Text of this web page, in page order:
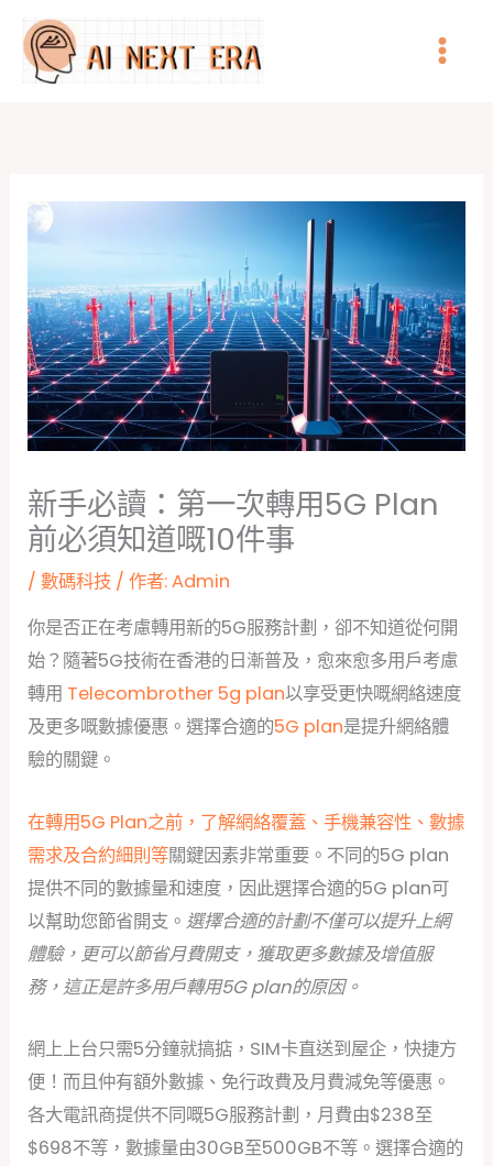
新手必讀：第一次轉用5G Plan
前必須知道嘅10件事
/數碼科技 / 作者:Admin
你是否正在考慮轉用新的5G服務計劃，卻不知道從何開
始？隨著5G技術在香港的日漸普及，愈來愈多用戶考慮
轉用 Telecombrother 5g plan以享受更快嘅網絡速度
及更多嘅數據優惠。選擇合適的5G plan是提升網絡體
驗的關鍵。
在轉用5G Plan之前，了解網絡覆蓋、手機兼容性、數據
需求及合約細則等關鍵因素非常重要。不同的5G plan
提供不同的數據量和速度，因此選擇合適的5G plan可
以幫助您節省開支。 選擇合適的計劃不僅可以提升上網
體驗，更可以節省月費開支，獲取更多數據及增值服
務，這正是許多用戶轉用5G plan的原因。
網上上台只需5分鐘就搞掂，SIM卡直送到屋企，快捷方
便！而且仲有額外數據、免行政費及月費減免等優惠。
各大電訊商提供不同嘅5G服務計劃，月費由$238至
$698不等，數據量由30GB至500GB不等。選擇合適的